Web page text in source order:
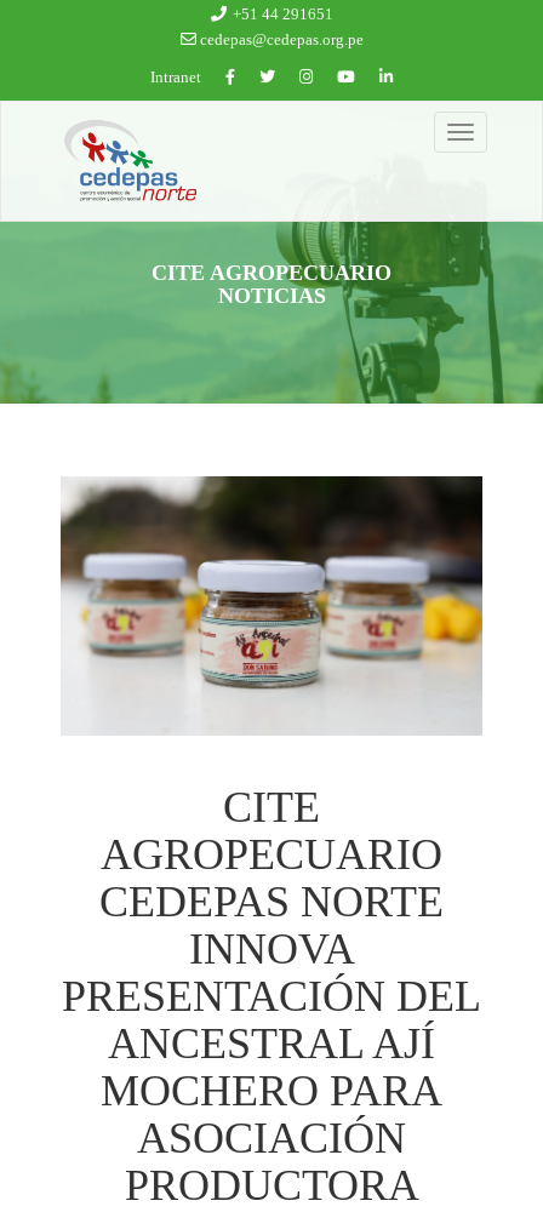
+51 44 291651
cedepas@cedepas.org.pe
Intranet
Toggle
navigation
CITE AGROPECUARIO
NOTICIAS
CITE
AGROPECUARIO
CEDEPAS NORTE
INNOVA
PRESENTACIÓN DEL
ANCESTRAL AJÍ
MOCHERO PARA
ASOCIACIÓN
PRODUCTORA